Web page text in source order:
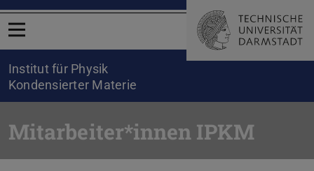
Menü öffnen
Institut für Physik
Kondensierter Materie
Mitarbeiter*innen IPKM